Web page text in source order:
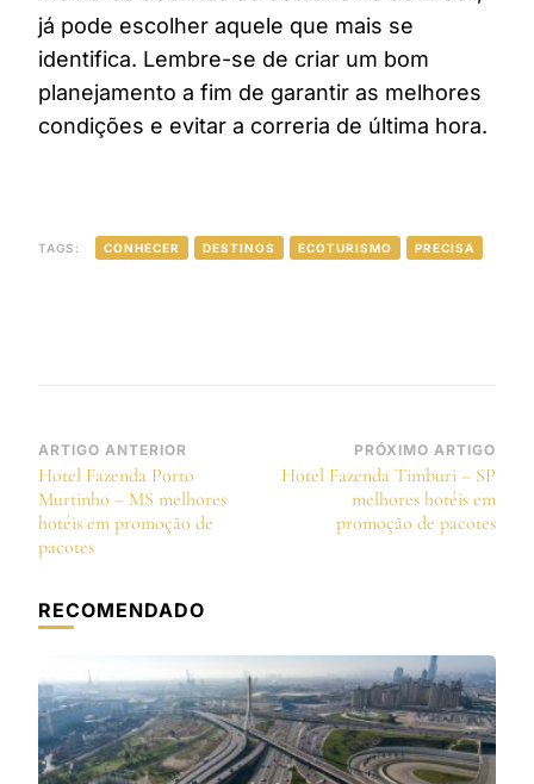
já pode escolher aquele que mais se
identifica. Lembre-se de criar um bom
planejamento a fim de garantir as melhores
condições e evitar a correria de última hora.
TAGS: CONHECER DESTINOS ECOTURISMO PRECISA
Navegação
de
post
ARTIGO ANTERIOR
Hotel Fazenda Porto
Murtinho – MS melhores
hotéis em promoção de
pacotes
PRÓXIMO ARTIGO
Hotel Fazenda Timburi – SP
melhores hotéis em
promoção de pacotes
RECOMENDADO